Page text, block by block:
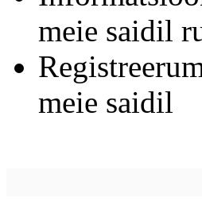
meie saidil
meie saidil